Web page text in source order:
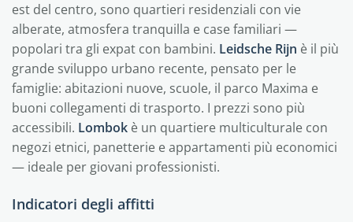
est del centro, sono quartieri residenziali con vie
alberate, atmosfera tranquilla e case familiari —
popolari tra gli expat con bambini. Leidsche Rijn è il più
grande sviluppo urbano recente, pensato per le
famiglie: abitazioni nuove, scuole, il parco Maxima e
buoni collegamenti di trasporto. I prezzi sono più
accessibili. Lombok è un quartiere multiculturale con
negozi etnici, panetterie e appartamenti più economici
— ideale per giovani professionisti.
Indicatori degli affitti